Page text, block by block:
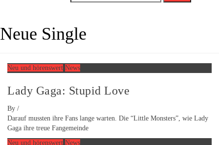
Neue Single
Neu und hörenswert News
Lady Gaga: Stupid Love
By /
Darauf mussten ihre Fans lange warten. Die “Little Monsters”, wie Lady
Gaga ihre treue Fangemeinde
Neu und hörenswert News